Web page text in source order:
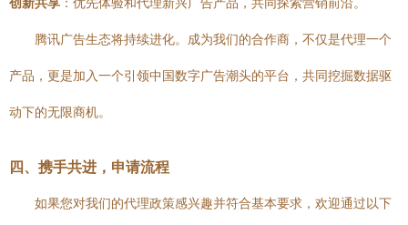
腾讯广告生态将持续进化。成为我们的合作商，不仅是代理一个
产品，更是加入一个引领中国数字广告潮头的平台，共同挖掘数据驱
动下的无限商机。
四、携手共进，申请流程
如果您对我们的代理政策感兴趣并符合基本要求，欢迎通过以下